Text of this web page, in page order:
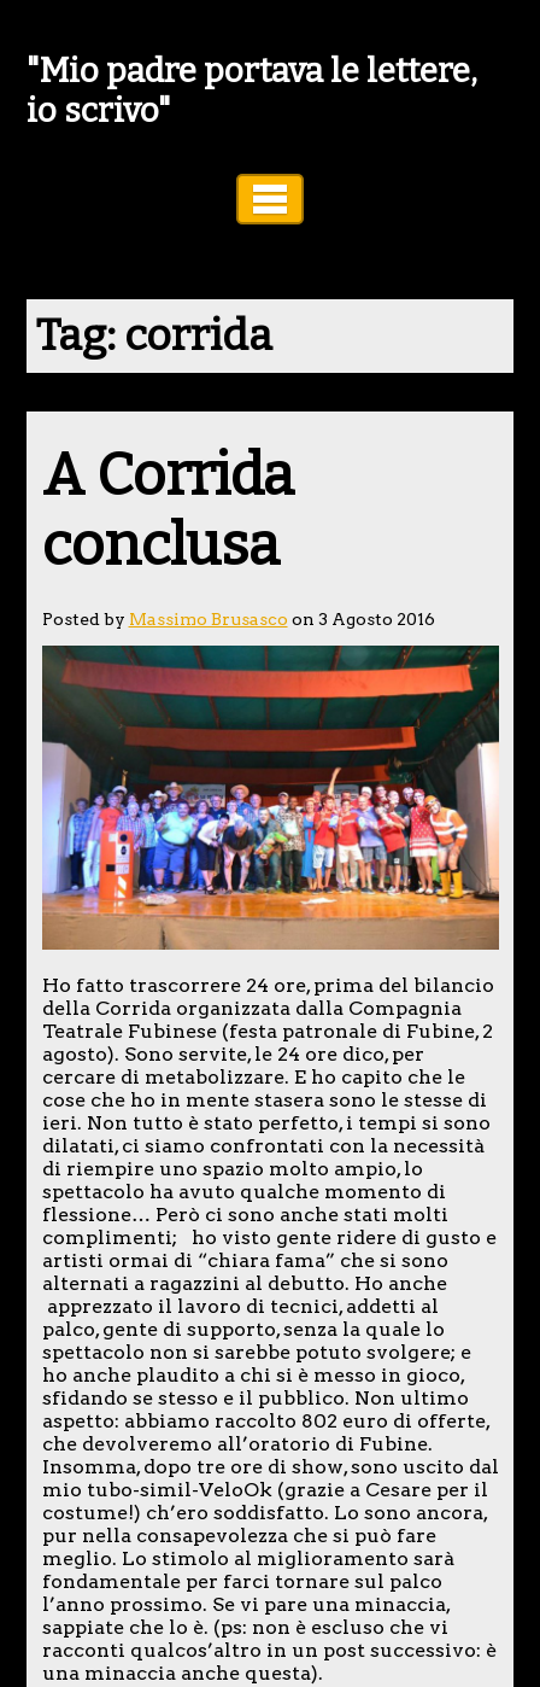
"Mio padre portava le lettere,
io scrivo"
Tag: corrida
A Corrida
conclusa
Posted by Massimo Brusasco on 3 Agosto 2016
Ho fatto trascorrere 24 ore, prima del bilancio
della Corrida organizzata dalla Compagnia
Teatrale Fubinese (festa patronale di Fubine, 2
agosto). Sono servite, le 24 ore dico, per
cercare di metabolizzare. E ho capito che le
cose che ho in mente stasera sono le stesse di
ieri. Non tutto è stato perfetto, i tempi si sono
dilatati, ci siamo confrontati con la necessità
di riempire uno spazio molto ampio, lo
spettacolo ha avuto qualche momento di
flessione… Però ci sono anche stati molti
complimenti; ho visto gente ridere di gusto e
artisti ormai di “chiara fama” che si sono
alternati a ragazzini al debutto. Ho anche
apprezzato il lavoro di tecnici, addetti al
palco, gente di supporto, senza la quale lo
spettacolo non si sarebbe potuto svolgere; e
ho anche plaudito a chi si è messo in gioco,
sfidando se stesso e il pubblico. Non ultimo
aspetto: abbiamo raccolto 802 euro di offerte,
che devolveremo all’oratorio di Fubine.
Insomma, dopo tre ore di show, sono uscito dal
mio tubo-simil-VeloOk (grazie a Cesare per il
costume!) ch’ero soddisfatto. Lo sono ancora,
pur nella consapevolezza che si può fare
meglio. Lo stimolo al miglioramento sarà
fondamentale per farci tornare sul palco
l’anno prossimo. Se vi pare una minaccia,
sappiate che lo è. (ps: non è escluso che vi
racconti qualcos’altro in un post successivo: è
una minaccia anche questa).